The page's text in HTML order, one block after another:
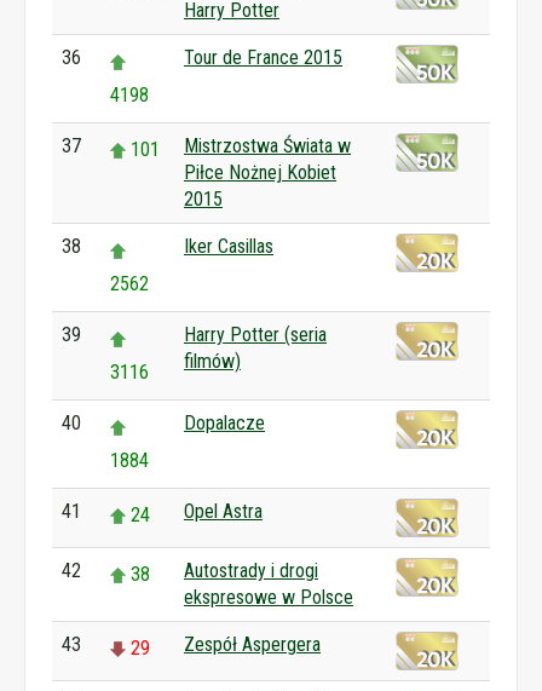
Harry Potter
36
4198
Tour de France 2015
37 101
Mistrzostwa Świata w
Piłce Nożnej Kobiet
2015
38
2562
Iker Casillas
39
3116
Harry Potter (seria
filmów)
40
1884
Dopalacze
41 24 Opel Astra
42 38
Autostrady i drogi
ekspresowe w Polsce
43 29 Zespół Aspergera